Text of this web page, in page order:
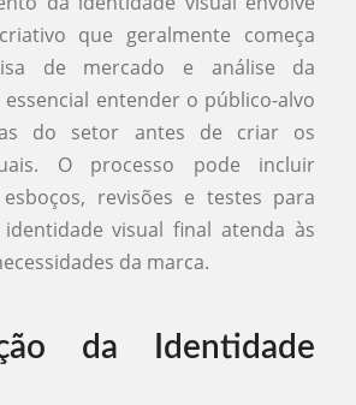
que geralmente começa
de mercado e análise da
essencial entender o público-alvo
do setor antes de criar os
O processo pode incluir
revisões e testes para
visual final atenda às
da marca.
da Identidade